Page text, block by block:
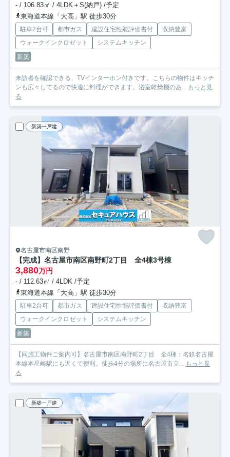
- / 106.83㎡ / 4LDK＋S(納戸) /予定
東海道本線「大高」駅 徒歩30分
駐車2台可 都市ガス 建設住宅性能評価書付
収納豊富
ウォークインクロゼット
システムキッチン
新築
来訪者を確認できる、TVインターホン付きです。こちらの物件はキッチ
ンも広々してるので快適に料理ができます。浴室乾燥機のあ... もっと見
る
新築一戸建
名古屋市南区南野
【完成】名古屋市南区南野町2丁目 全4棟3号棟
3,880万円
- / 112.63㎡ / 4LDK /予定
東海道本線「大高」駅 徒歩30分
駐車2台可 都市ガス 建設住宅性能評価書付
収納豊富
ウォークインクロゼット
システムキッチン
新築
【同施工物件ご案内可】名古屋市南区南野町2丁目 全4棟：名鉄名古屋
本線本星崎駅にも近くて便利。徒歩4分の場所に名古屋市立... もっと見
る
新築一戸建